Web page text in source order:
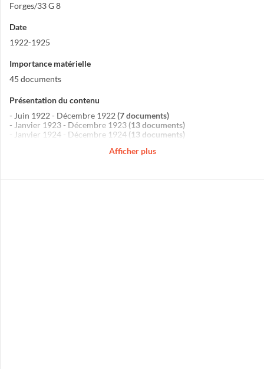
Forges/33 G 8
Date
1922-1925
Importance matérielle
45 documents
Présentation du contenu
- Juin 1922 - Décembre 1922(7 documents)
- Janvier 1923 - Décembre 1923(13 documents)
- Janvier 1924 - Décembre 1924 (13 documents)
Afficher plus